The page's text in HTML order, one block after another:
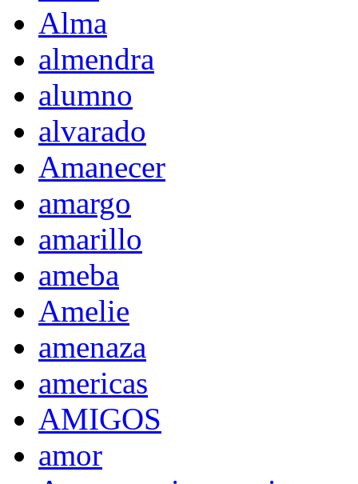
Alma
almendra
alumno
alvarado
Amanecer
amargo
amarillo
ameba
Amelie
amenaza
americas
AMIGOS
amor